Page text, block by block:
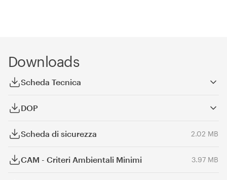
Downloads
Scheda Tecnica
DOP
Scheda di sicurezza 2.02 MB
CAM - Criteri Ambientali Minimi 3.97 MB